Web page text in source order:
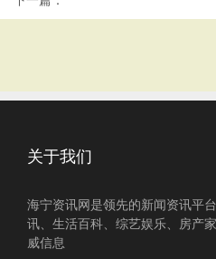
关于我们
海宁资讯网是领先的新闻资讯平
讯、生活百科、综艺娱乐、房产
威信息